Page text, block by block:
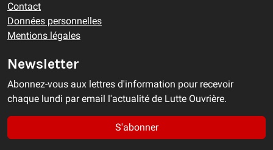
Contact
Données personnelles
Mentions légales
Newsletter
Abonnez-vous aux lettres d'information pour recevoir
chaque lundi par email l'actualité de Lutte Ouvrière.
S'abonner